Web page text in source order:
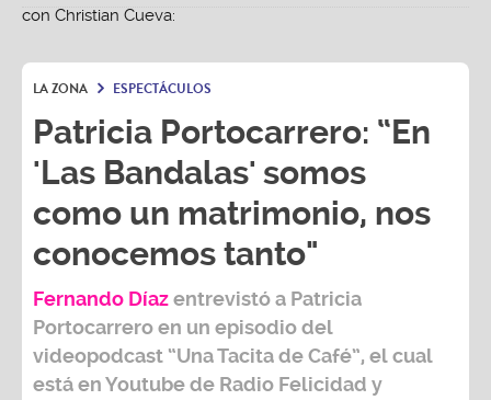
LA ZONA ESPECTÁCULOS
Patricia Portocarrero: “En
'Las Bandalas' somos
como un matrimonio, nos
conocemos tanto"
Fernando Díazentrevistó a Patricia
Portocarreroen un episodio del
videopodcast “Una Tacita de Café”, el cual
está en Youtube de Radio Felicidad y